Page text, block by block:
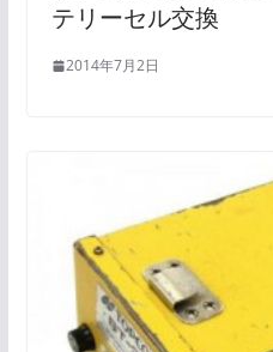
テリーセル交換
2014年7月2日